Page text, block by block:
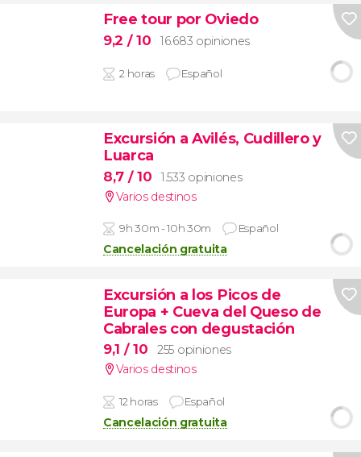
Free tour por Oviedo
9,2 / 10 16.683 opiniones
2 horas Español
Excursión a Avilés, Cudillero y
Luarca
8,7 / 10
1.533 opiniones
Varios destinos
9h 30m - 10h 30m Español
Cancelación gratuita
Excursión a los Picos de
Europa + Cueva del Queso de
Cabrales con degustación
9,1 / 10
255 opiniones
Varios destinos
12 horas Español
Cancelación gratuita